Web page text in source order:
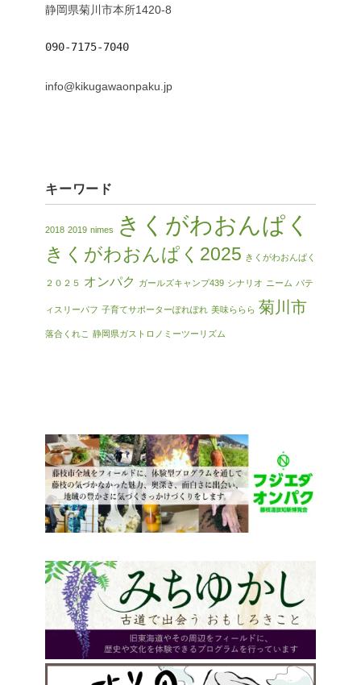
静岡県菊川市本所1420-8
090-7175-7040
info@kikugawaonpaku.jp
キーワード
2018 2019 nimes きくがわおんぱく
きくがわおんぱく2025 きくがわおんぱく
２０２５ オンパク ガールズキャンプ439 シナリオ ニーム パテ
ィスリーパフ 子育てサポーターぽれぽれ 美味ららら 菊川市
落合くれこ 静岡県ガストロノミーツーリズム